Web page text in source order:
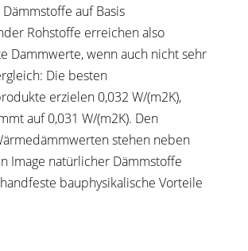
Dämmstoffe auf Basis
Rohstoffe erreichen also
Dammwerte, wenn auch nicht sehr
Die besten
erzielen 0,032 W/(m2K),
auf 0,031 W/(m2K). Den
stehen neben
Image natürlicher Dämmstoffe
bauphysikalische Vorteile